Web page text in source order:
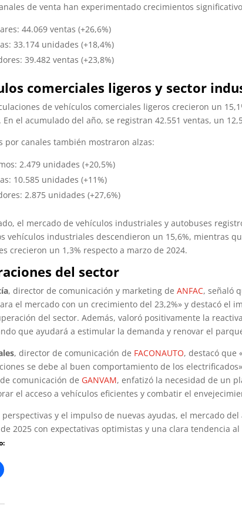
de venta han experimentado crecimientos
44.069 ventas (+26,6%)
33.174 unidades (+18,4%)
39.482 ventas (+23,8%)
comerciales ligeros y sector
de vehículos comerciales ligeros crecieron un
En el acumulado del año, se registran 42.551 ventas, un
por canales también mostraron alzas:
2.479 unidades (+20,5%)
10.585 unidades (+11%)
2.875 unidades (+27,6%)
el mercado de vehículos industriales y autobuses
vehículos industriales descendieron un 15,6%, mientras
crecieron un 1,3% respecto a marzo de 2024.
del sector
, director de comunicación y marketing deANFAC, señaló
el mercado con un crecimiento del 23,2%» y destacó el
del sector. Además, valoró positivamente la
que ayudará a estimular la demanda y renovar el
, director de comunicación de FACONAUTO, destacó que
se debe al buen comportamiento de los
comunicación de GANVAM, enfatizó la necesidad de un
el acceso a vehículos eficientes y combatir el
perspectivas y el impulso de nuevas ayudas, el mercado
2025 con expectativas optimistas y una clara tendencia al